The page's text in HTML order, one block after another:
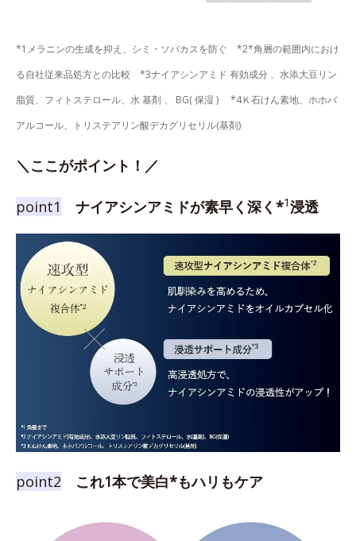
*1メラニンの生成を抑え、シミ・ソバカスを防ぐ *2*角層の範囲内におけ
る自社従来品処方との比較 *3ナイアシンアミド 有効成分 、水添大豆リン
脂質、フィトステロール、水 基剤 、 BG( 保湿 ) *4Ｋ石けん素地、ホホバ
アルコール、トリステアリン酸デカグリセリル(基剤)
＼ここがポイント！／
point1 ナイアシンアミドが素早く深く*1浸透
point2 これ1本で美白*もハリもケア